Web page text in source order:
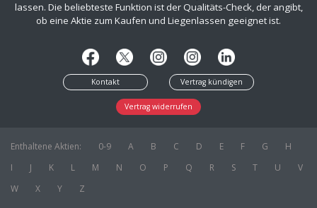
lassen. Die beliebteste Funktion ist der Qualitäts-Check, der angibt,
ob eine Aktie zum Kaufen und Liegenlassen geeignet ist.
Kontakt Vertrag kündigen
Vertrag widerrufen
Enthaltene Aktien: 0-9 A B C D E F G
H
I
J K L M N O P Q R S T U
V
W
X Y Z